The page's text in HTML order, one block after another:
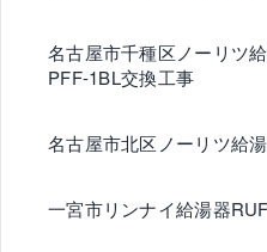
名古屋市千種区ノーリツ
PFF-1BL交換工事
名古屋市北区ノーリツ給
一宮市リンナイ給湯器